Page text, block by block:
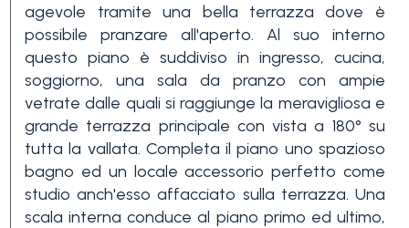
agevole tramite una bella terrazza dove è
possibile pranzare all'aperto. Al suo interno
questo piano è suddiviso in ingresso, cucina,
soggiorno, una sala da pranzo con ampie
vetrate dalle quali si raggiunge la meravigliosa e
grande terrazza principale con vista a 180° su
tutta la vallata. Completa il piano uno spazioso
bagno ed un locale accessorio perfetto come
studio anch'esso affacciato sulla terrazza. Una
scala interna conduce al piano primo ed ultimo,
Altre
opzioni
-
multiscelta
Giardino
Balcone/Terrazzo